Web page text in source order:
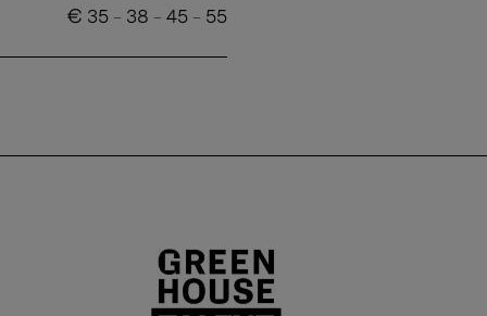
€ 35 - 38 - 45 - 55